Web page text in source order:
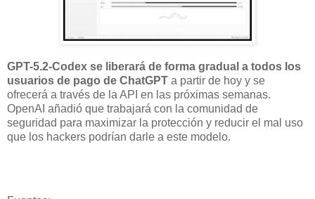
GPT-5.2-Codex se liberará de forma gradual a todos los
usuarios de pago de ChatGPT a partir de hoy y se
ofrecerá a través de la API en las próximas semanas.
OpenAI añadió que trabajará con la comunidad de
seguridad para maximizar la protección y reducir el mal uso
que los hackers podrían darle a este modelo.